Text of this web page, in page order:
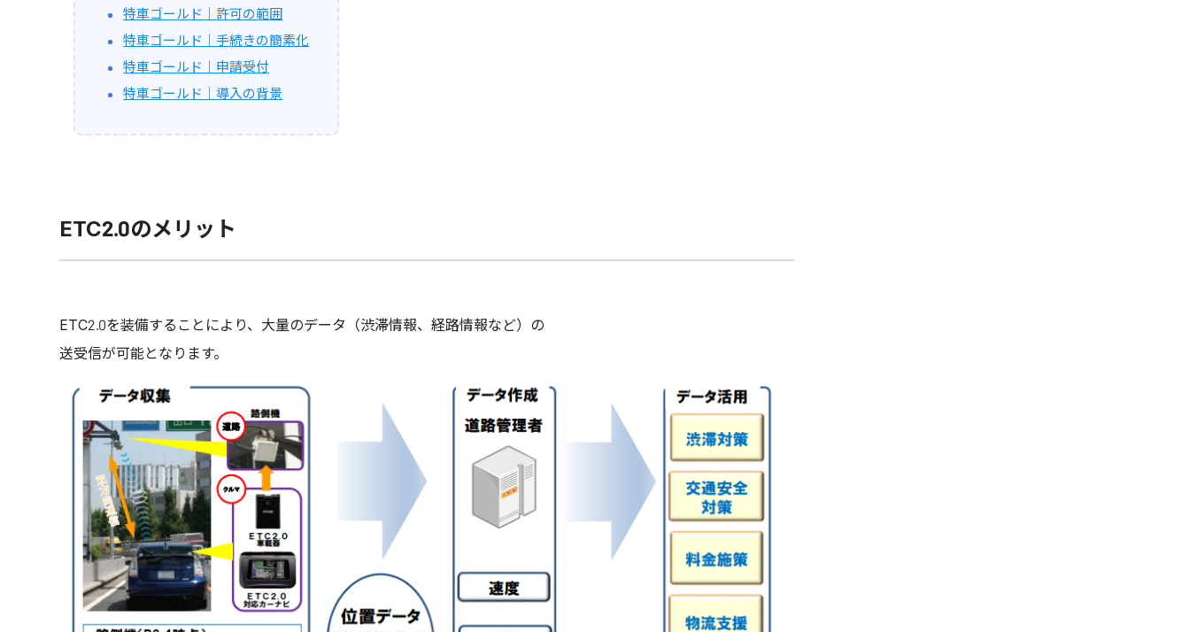
特車ゴールド｜許可の範囲
特車ゴールド｜手続きの簡素化
特車ゴールド｜申請受付
特車ゴールド｜導入の背景
ETC2.0のメリット
ETC2.0を装備することにより、大量のデータ（渋滞情報、経路情報など）の
送受信が可能となります。